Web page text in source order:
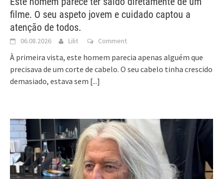
filme. O seu aspeto jovem e cuidado captou a
atenção de todos.
06.08.2026 Lilit Comment
À primeira vista, este homem parecia apenas alguém que
precisava de um corte de cabelo. O seu cabelo tinha crescido
demasiado, estava sem [...]